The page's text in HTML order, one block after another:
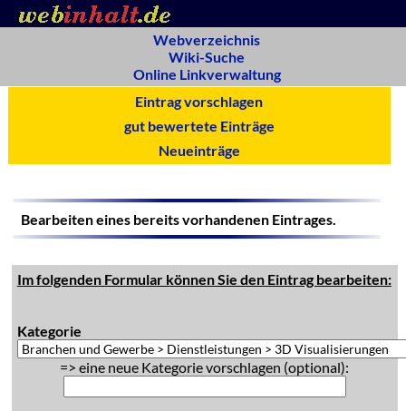
Webverzeichnis
Wiki-Suche
Online Linkverwaltung
Eintrag vorschlagen
gut bewertete Einträge
Neueinträge
Bearbeiten eines bereits vorhandenen Eintrages.
Im folgenden Formular können Sie den Eintrag bearbeiten:
Kategorie
=> eine neue Kategorie vorschlagen (optional):